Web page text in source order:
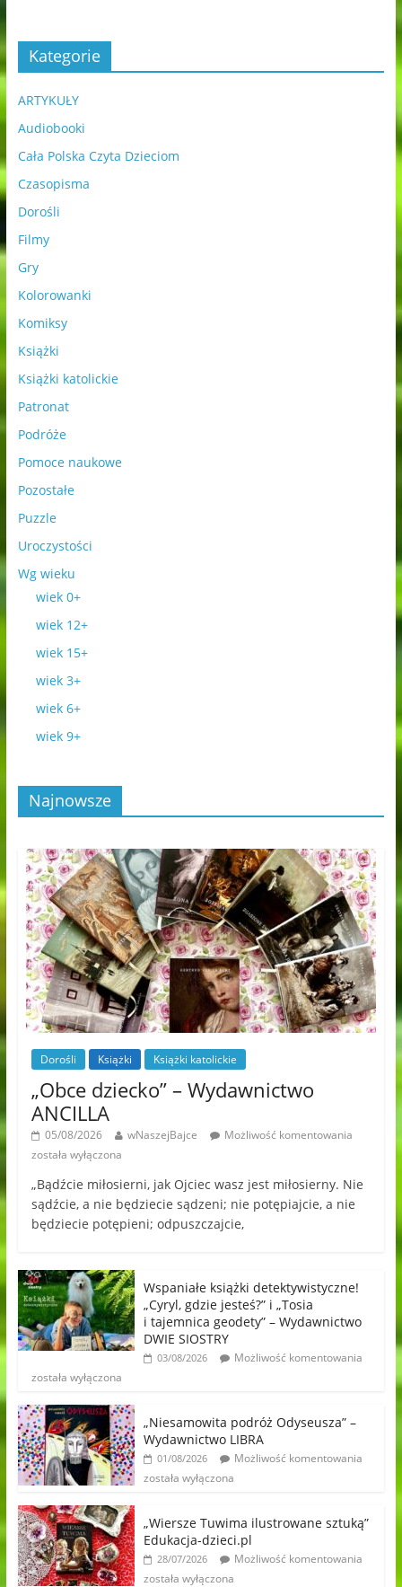
Kategorie
ARTYKUŁY
Audiobooki
Cała Polska Czyta Dzieciom
Czasopisma
Dorośli
Filmy
Gry
Kolorowanki
Komiksy
Książki
Książki katolickie
Patronat
Podróże
Pomoce naukowe
Pozostałe
Puzzle
Uroczystości
Wg wieku
wiek 0+
wiek 12+
wiek 15+
wiek 3+
wiek 6+
wiek 9+
Najnowsze
Dorośli Książki Książki katolickie
„Obce dziecko” – Wydawnictwo
ANCILLA
05/08/2026 wNaszejBajce
Możliwość komentowania
została wyłączona
„Bądźcie miłosierni, jak Ojciec wasz jest miłosierny. Nie
sądźcie, a nie będziecie sądzeni; nie potępiajcie, a nie
będziecie potępieni; odpuszczajcie,
Wspaniałe książki detektywistyczne!
„Cyryl, gdzie jesteś?” i „Tosia
i tajemnica geodety” – Wydawnictwo
DWIE SIOSTRY
03/08/2026
Możliwość komentowania
została wyłączona
„Niesamowita podróż Odyseusza” –
Wydawnictwo LIBRA
01/08/2026
Możliwość komentowania
została wyłączona
„Wiersze Tuwima ilustrowane sztuką”
Edukacja-dzieci.pl
28/07/2026
Możliwość komentowania
została wyłączona